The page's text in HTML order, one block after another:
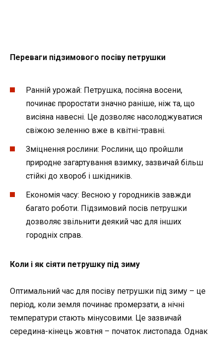
Переваги підзимового посіву петрушки
Ранній урожай: Петрушка, посіяна восени,
починає проростати значно раніше, ніж та, що
висіяна навесні. Це дозволяє насолоджуватися
свіжою зеленню вже в квітні-травні.
Зміцнення рослини: Рослини, що пройшли
природне загартування взимку, зазвичай більш
стійкі до хвороб і шкідників.
Економія часу: Весною у городників завжди
багато роботи. Підзимовий посів петрушки
дозволяє звільнити деякий час для інших
городніх справ.
Коли і як сіяти петрушку під зиму
Оптимальний час для посіву петрушки під зиму – це
період, коли земля починає промерзати, а нічні
температури стають мінусовими. Це зазвичай
середина-кінець жовтня – початок листопада. Однак